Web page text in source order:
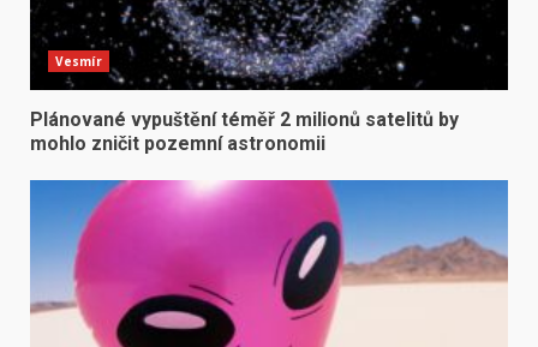
Vesmír
Plánované vypuštění téměř 2 milionů satelitů by
mohlo zničit pozemní astronomii